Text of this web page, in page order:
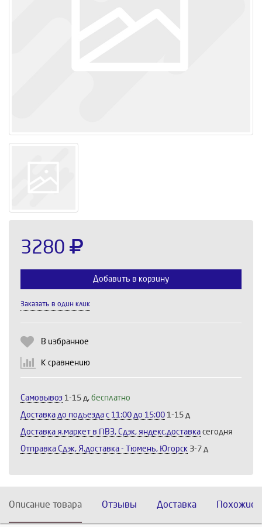
3280
Добавить в корзину
Заказать в один клик
В избранное
К сравнению
Самовывоз 1-15 д, бесплатно
Доставка до подъезда c 11:00 до 15:00 1-15 д
Доставка я.маркет в ПВЗ, Сдэк, яндекс.доставка сегодня
Отправка Сдэк, Я.доставка - Тюмень, Югорск 3-7 д
Описание товара Отзывы Доставка Похожие